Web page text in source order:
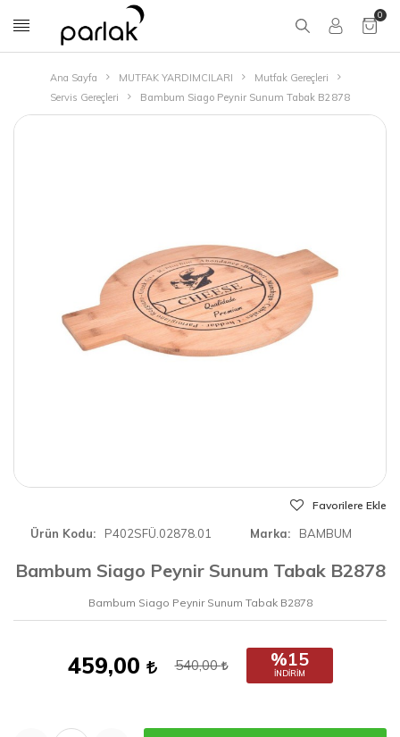
0
Ana Sayfa MUTFAK YARDIMCILARI
Mutfak Gereçleri
Servis Gereçleri
Bambum Siago Peynir Sunum Tabak B2878
Favorilere Ekle
Ürün Kodu P402SFÜ.02878.01 Marka BAMBUM
Bambum Siago Peynir Sunum Tabak B2878
Bambum Siago Peynir Sunum Tabak B2878
459,00 540,00 %15
İNDIRIM